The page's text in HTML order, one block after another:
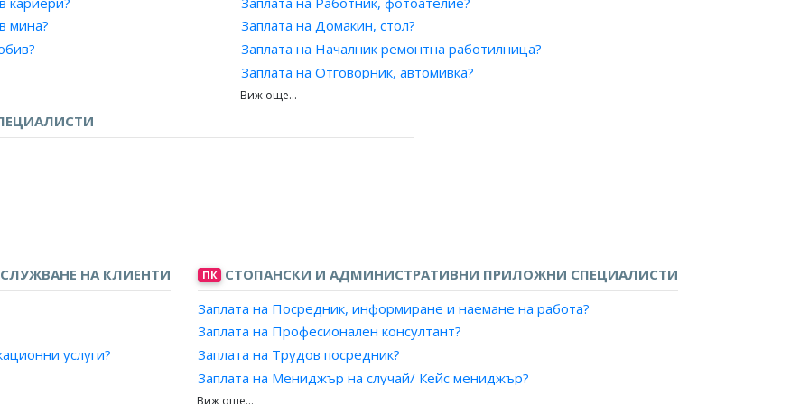
60 от Закона за администрацията?
планиране?
лекар, НОИ?
Президента?
банка?
представителство във финансова/платежна институция?
на товарите?
и спедиторска дейност?
мина?
Заплата на Домакин, стол?
Заплата на Началник ремонтна работилница?
Заплата на Отговорник, автомивка?
Заплата на Домакин, клуб?
Заплата на Инструктор?
финансова/платежна институция?
платежна институция?
здраве?
на организация на работниците и служителите?
НА КЛИЕНТИ
услуги?
ПК СТОПАНСКИ И АДМИНИСТРАТИВНИ ПРИЛОЖНИ СПЕЦИАЛИСТИ
Заплата на Посредник, информиране и наемане на работа?
Заплата на Професионален консултант?
Заплата на Трудов посредник?
Заплата на Мениджър на случай/ Кейс мениджър?